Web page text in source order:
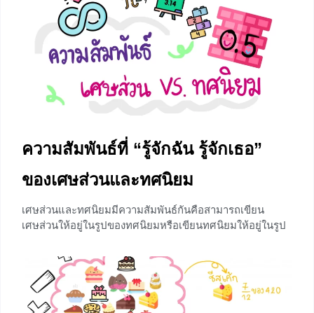
ความสัมพันธ์ที่ “รู้จักฉัน รู้จักเธอ”
ของเศษส่วนและทศนิยม
เศษส่วนและทศนิยมมีความสัมพันธ์กันคือสามารถเขียน
เศษส่วนให้อยู่ในรูปของทศนิยมหรือเขียนทศนิยมให้อยู่ในรูป
เท่ากัน บทความนี้จะอธิบายหลักการความสัมพันธ์ของ
เศษส่วนและทศนิยมพร้อมวิธีคิดที่เห็นภาพ ดังนั้นสิ่งที่น้อง ๆ
จะได้รับจากบทความนี้ คือการเปลี่ยนเศษส่วนให้เป็นทศนิยม
และการเปลี่ยนทศนิยมให้เป็นเศษส่วนแล้วยังมีเทคนิคการ